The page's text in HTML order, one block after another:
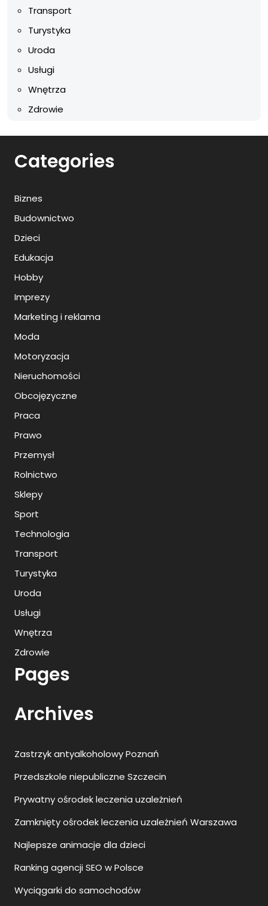
Transport
Turystyka
Uroda
Usługi
Wnętrza
Zdrowie
Categories
Biznes
Budownictwo
Dzieci
Edukacja
Hobby
Imprezy
Marketing i reklama
Moda
Motoryzacja
Nieruchomości
Obcojęzyczne
Praca
Prawo
Przemysł
Rolnictwo
Sklepy
Sport
Technologia
Transport
Turystyka
Uroda
Usługi
Wnętrza
Zdrowie
Pages
Archives
Zastrzyk antyalkoholowy Poznań
Przedszkole niepubliczne Szczecin
Prywatny ośrodek leczenia uzależnień
Zamknięty ośrodek leczenia uzależnień Warszawa
Najlepsze animacje dla dzieci
Ranking agencji SEO w Polsce
Wyciągarki do samochodów